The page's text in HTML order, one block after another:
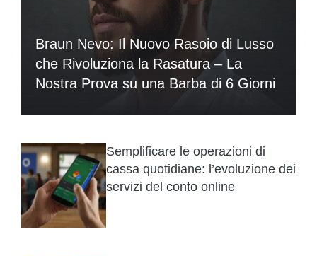
Braun Nevo: Il Nuovo Rasoio di Lusso
che Rivoluziona la Rasatura – La
Nostra Prova su una Barba di 6 Giorni
Semplificare le operazioni di
cassa quotidiane: l’evoluzione dei
servizi del conto online